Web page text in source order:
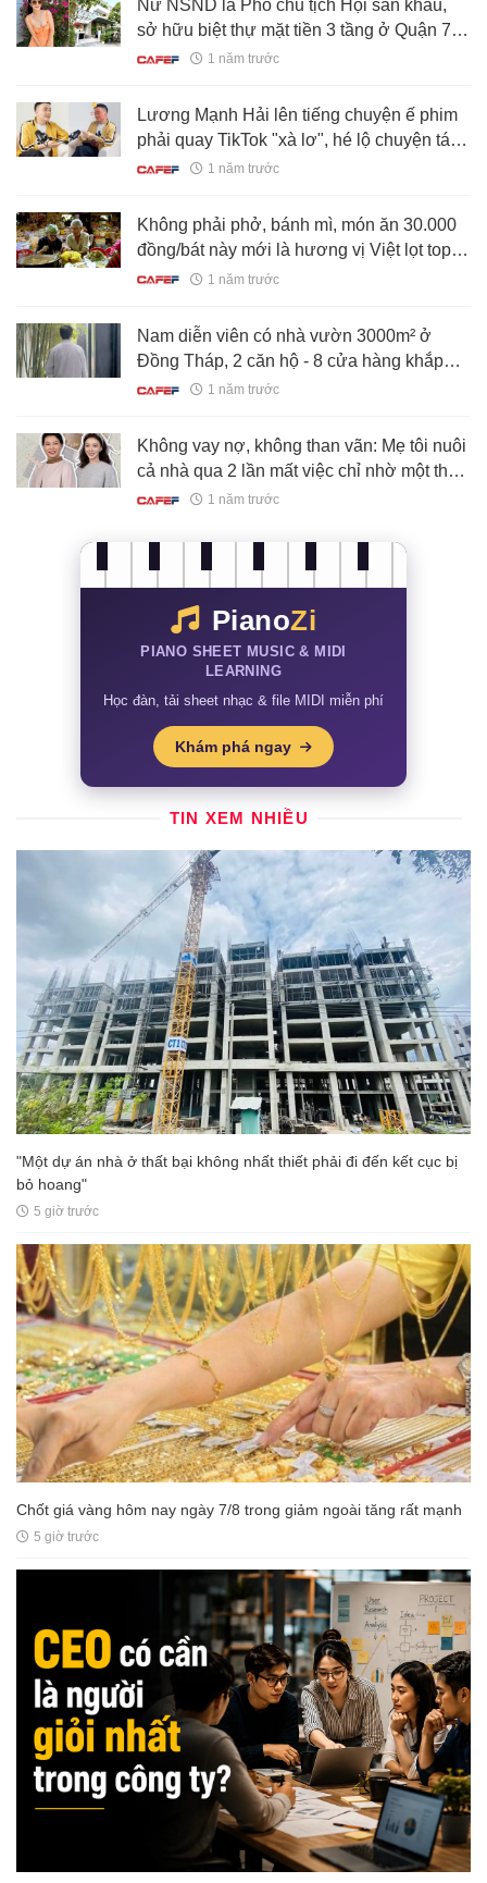
Nữ NSND là Phó chủ tịch Hội sân khấu,
sở hữu biệt thự mặt tiền 3 tầng ở Quận 7,
54 tuổi đẹp như mới 30
1 năm trước
Lương Mạnh Hải lên tiếng chuyện ế phim
phải quay TikTok "xà lơ", hé lộ chuyện tái
xuất với Tăng Thanh Hà
1 năm trước
Không phải phở, bánh mì, món ăn 30.000
đồng/bát này mới là hương vị Việt lọt top
ngon nhất thế giới
1 năm trước
Nam diễn viên có nhà vườn 3000m² ở
Đồng Tháp, 2 căn hộ - 8 cửa hàng khắp
Sài Gòn, bị đồn nghỉ đóng phim vì quá giàu
1 năm trước
Không vay nợ, không than vãn: Mẹ tôi nuôi
cả nhà qua 2 lần mất việc chỉ nhờ một thói
quen chi tiêu đơn giản mà ít ai duy trì được
1 năm trước
PianoZi
PIANO SHEET MUSIC & MIDI
LEARNING
Học đàn, tải sheet nhạc & file MIDI miễn phí
Khám phá ngay
TIN XEM NHIỀU
"Một dự án nhà ở thất bại không nhất thiết phải đi đến kết cục bị
bỏ hoang"
5 giờ trước
Chốt giá vàng hôm nay ngày 7/8 trong giảm ngoài tăng rất mạnh
5 giờ trước